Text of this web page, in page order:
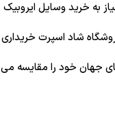
به خرید وسایل
شاد اسپرت
جهان خود را مقایسه